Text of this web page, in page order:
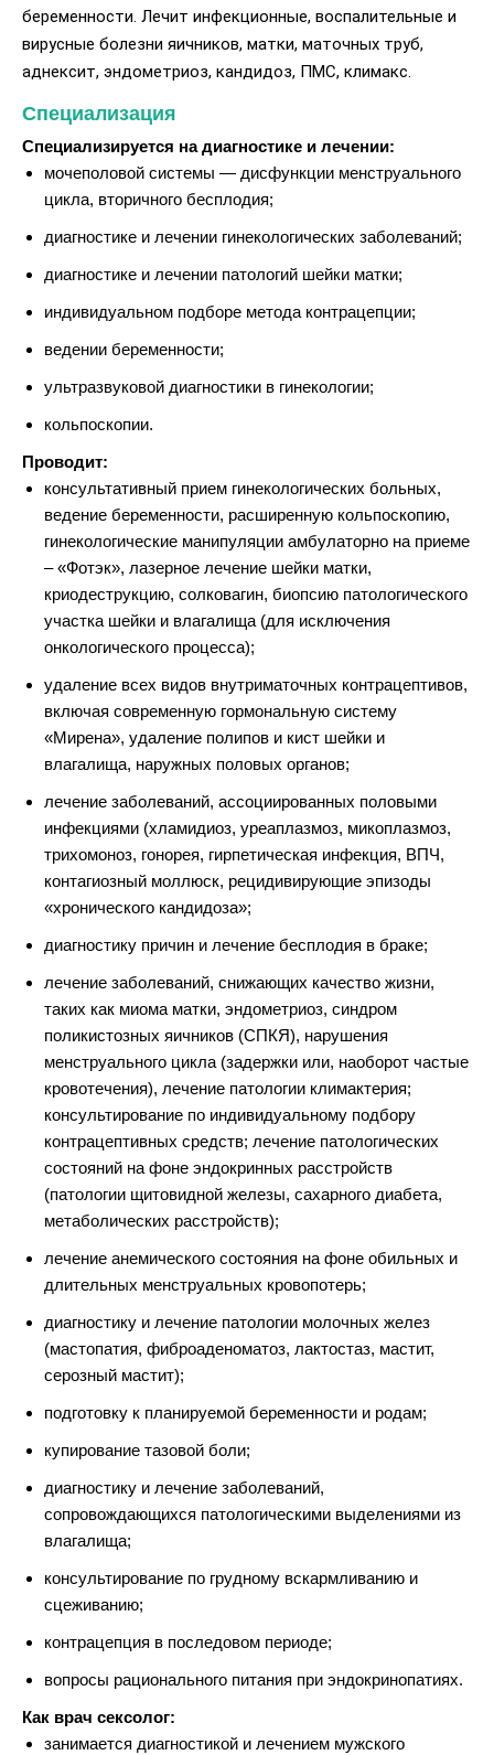
беременности. Лечит инфекционные, воспалительные и
вирусные болезни яичников, матки, маточных труб,
аднексит, эндометриоз, кандидоз, ПМС, климакс.
Специализация
Специализируется на диагностике и лечении:
мочеполовой системы — дисфункции менструального
цикла, вторичного бесплодия;
диагностике и лечении гинекологических заболеваний;
диагностике и лечении патологий шейки матки;
индивидуальном подборе метода контрацепции;
ведении беременности;
ультразвуковой диагностики в гинекологии;
кольпоскопии.
Проводит:
консультативный прием гинекологических больных,
ведение беременности, расширенную кольпоскопию,
гинекологические манипуляции амбулаторно на приеме
– «Фотэк», лазерное лечение шейки матки,
криодеструкцию, солковагин, биопсию патологического
участка шейки и влагалища (для исключения
онкологического процесса);
удаление всех видов внутриматочных контрацептивов,
включая современную гормональную систему
«Мирена», удаление полипов и кист шейки и
влагалища, наружных половых органов;
лечение заболеваний, ассоциированных половыми
инфекциями (хламидиоз, уреаплазмоз, микоплазмоз,
трихомоноз, гонорея, гирпетическая инфекция, ВПЧ,
контагиозный моллюск, рецидивирующие эпизоды
«хронического кандидоза»;
диагностику причин и лечение бесплодия в браке;
лечение заболеваний, снижающих качество жизни,
таких как миома матки, эндометриоз, синдром
поликистозных яичников (СПКЯ), нарушения
менструального цикла (задержки или, наоборот частые
кровотечения), лечение патологии климактерия;
консультирование по индивидуальному подбору
контрацептивных средств; лечение патологических
состояний на фоне эндокринных расстройств
(патологии щитовидной железы, сахарного диабета,
метаболических расстройств);
лечение анемического состояния на фоне обильных и
длительных менструальных кровопотерь;
диагностику и лечение патологии молочных желез
(мастопатия, фиброаденоматоз, лактостаз, мастит,
серозный мастит);
подготовку к планируемой беременности и родам;
купирование тазовой боли;
диагностику и лечение заболеваний,
сопровождающихся патологическими выделениями из
влагалища;
консультирование по грудному вскармливанию и
сцеживанию;
контрацепция в последовом периоде;
вопросы рационального питания при эндокринопатиях.
Как врач сексолог:
занимается диагностикой и лечением мужского